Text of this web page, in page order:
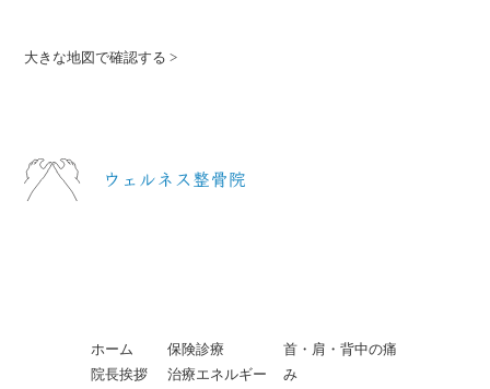
大きな地図で確認する >
ホーム
院長挨拶
保険診療
治療エネルギー
首・肩・背中の痛
み